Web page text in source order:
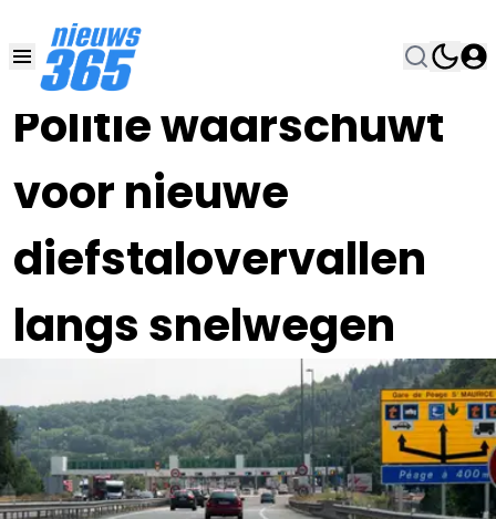
Politie waarschuwt
voor nieuwe
diefstalovervallen
langs snelwegen
12 JUN , 8:00•